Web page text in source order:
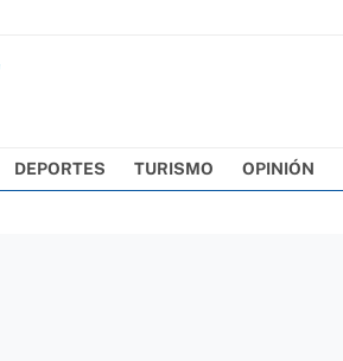
DEPORTES TURISMO OPINIÓN